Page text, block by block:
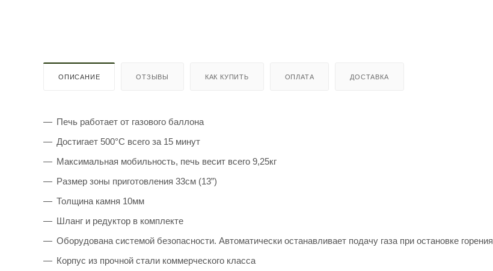
ОПИСАНИЕ ОТЗЫВЫ КАК КУПИТЬ ОПЛАТА ДОСТАВКА
Печь работает от газового баллона
Достигает 500°C всего за 15 минут
Максимальная мобильность, печь весит всего 9,25кг
Размер зоны приготовления 33см (13”)
Толщина камня 10мм
Шланг и редуктор в комплекте
Оборудована системой безопасности. Автоматически останавливает подачу газа при остановке горения
Корпус из прочной стали коммерческого класса